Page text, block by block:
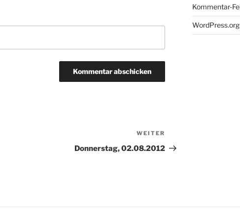
Beitrag
WEITER
Donnerstag, 02.08.2012
Kommentar-
WordPress.org